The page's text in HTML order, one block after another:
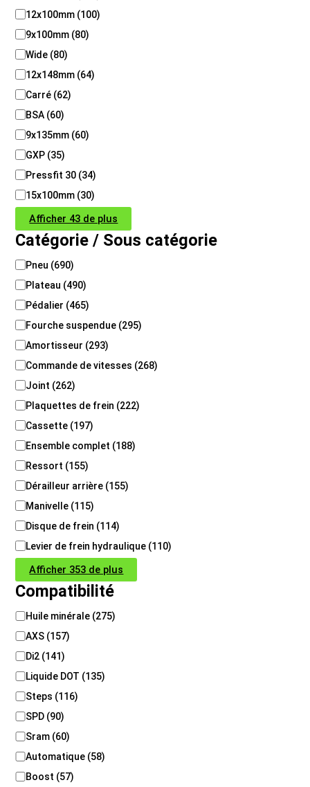
é 12x100mm (100)
9x100mm (80)
Wide (80)
12x148mm (64)
Carré (62)
BSA (60)
9x135mm (60)
GXP (35)
Pressfit 30 (34)
15x100mm (30)
Afficher 43 de plus
Catégorie / Sous catégorie
C
t
é
g
o
r
i
e
/
S
u
s
a
t
é
g
o
r
i
Pneu (690)
Plateau (490)
Pédalier (465)
Fourche suspendue (295)
Amortisseur (293)
Commande de vitesses (268)
Joint (262)
Plaquettes de frein (222)
Cassette (197)
Ensemble complet (188)
Ressort (155)
Dérailleur arrière (155)
Manivelle (115)
Disque de frein (114)
Levier de frein hydraulique (110)
Afficher 353 de plus
Compatibilité
C
m
p
a
t
b
i
l
i
é
Huile minérale (275)
AXS (157)
Di2 (141)
Liquide DOT (135)
Steps (116)
SPD (90)
Sram (60)
Automatique (58)
Boost (57)